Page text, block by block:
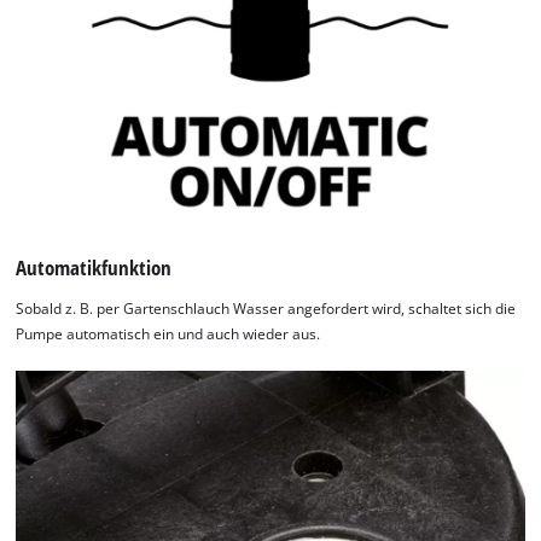
Automatikfunktion
Sobald z. B. per Gartenschlauch Wasser angefordert wird, schaltet sich die
Pumpe automatisch ein und auch wieder aus.